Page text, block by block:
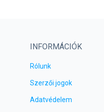
INFORMÁCIÓK
Rólunk
Szerzői jogok
Adatvédelem